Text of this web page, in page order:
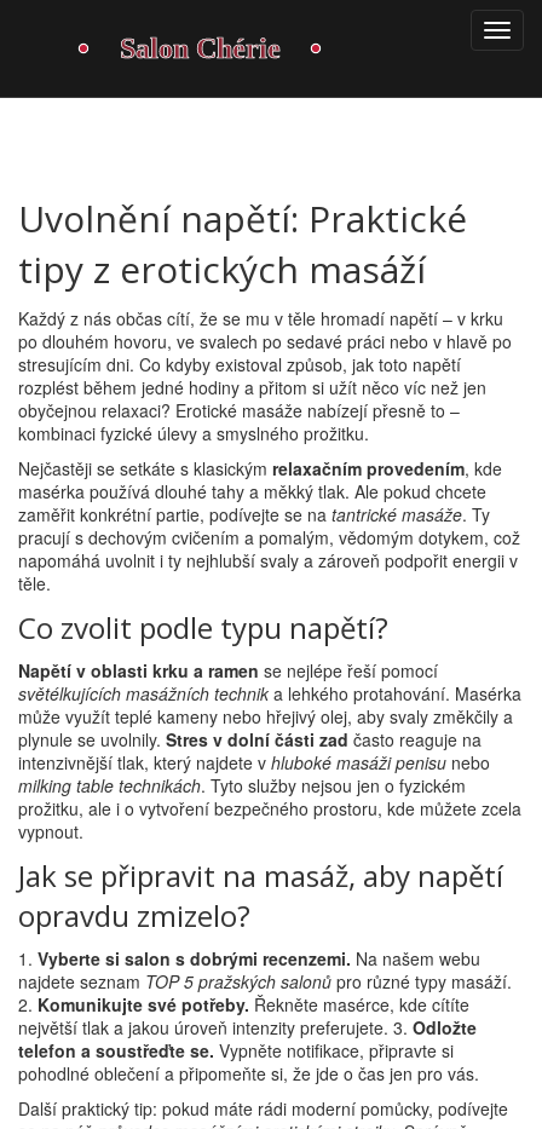
Uvolnění napětí: Praktické
tipy z erotických masáží
Každý z nás občas cítí, že se mu v těle hromadí napětí – v krku
po dlouhém hovoru, ve svalech po sedavé práci nebo v hlavě po
stresujícím dni. Co kdyby existoval způsob, jak toto napětí
rozplést během jedné hodiny a přitom si užít něco víc než jen
obyčejnou relaxaci? Erotické masáže nabízejí přesně to –
kombinaci fyzické úlevy a smyslného prožitku.
Nejčastěji se setkáte s klasickým relaxačním provedením, kde
masérka používá dlouhé tahy a měkký tlak. Ale pokud chcete
zaměřit konkrétní partie, podívejte se na tantrické masáže. Ty
pracují s dechovým cvičením a pomalým, vědomým dotykem, což
napomáhá uvolnit i ty nejhlubší svaly a zároveň podpořit energii v
těle.
Co zvolit podle typu napětí?
Napětí v oblasti krku a ramen se nejlépe řeší pomocí
světélkujících masážních technik a lehkého protahování. Masérka
může využít teplé kameny nebo hřejivý olej, aby svaly změkčily a
plynule se uvolnily. Stres v dolní části zad často reaguje na
intenzivnější tlak, který najdete v hluboké masáži penisu nebo
milking table technikách. Tyto služby nejsou jen o fyzickém
prožitku, ale i o vytvoření bezpečného prostoru, kde můžete zcela
vypnout.
Jak se připravit na masáž, aby napětí
opravdu zmizelo?
1. Vyberte si salon s dobrými recenzemi. Na našem webu
najdete seznam TOP 5 pražských salonů pro různé typy masáží.
2. Komunikujte své potřeby. Řekněte masérce, kde cítíte
největší tlak a jakou úroveň intenzity preferujete. 3. Odložte
telefon a soustřeďte se. Vypněte notifikace, připravte si
pohodlné oblečení a připomeňte si, že jde o čas jen pro vás.
Další praktický tip: pokud máte rádi moderní pomůcky, podívejte